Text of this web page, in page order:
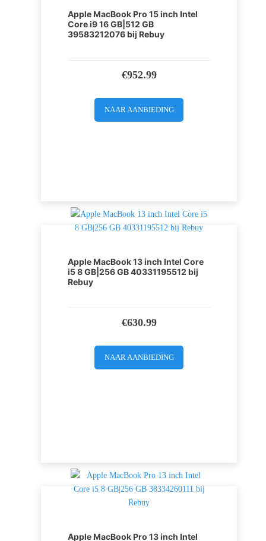
Apple MacBook Pro 15 inch Intel
Core i9 16 GB|512 GB
39583212076 bij Rebuy
€952.99
NAAR AANBIEDING
Apple MacBook 13 inch Intel Core
i5 8 GB|256 GB 40331195512 bij
Rebuy
€630.99
NAAR AANBIEDING
Apple MacBook Pro 13 inch Intel